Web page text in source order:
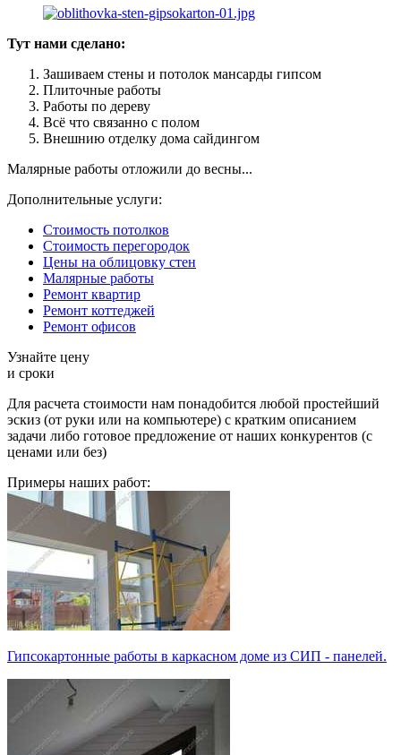
Тут нами сделано:
Зашиваем стены и потолок мансарды гипсом
Плиточные работы
Работы по дереву
Всё что связанно с полом
Внешнию отделку дома сайдингом
Малярные работы отложили до весны...
Дополнительные услуги:
Стоимость потолков
Стоимость перегородок
Цены на облицовку стен
Малярные работы
Ремонт квартир
Ремонт коттеджей
Ремонт офисов
Узнайте цену
и сроки
Для расчета стоимости нам понадобится любой простейший
эскиз (от руки или на компьютере) с кратким описанием
задачи либо готовое предложение от наших конкурентов (с
ценами или без)
Примеры наших работ:
Гипсокартонные работы в каркасном доме из СИП - панелей.